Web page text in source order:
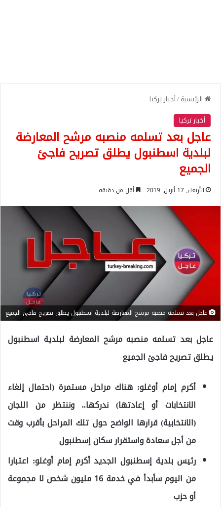
الرئيسية/أخبار تركيا
أخبار تركيا
عاجل بعد تسلمه منصبه مرشح المعارضة
لبلدية اسطنبول يطلق تصريح فاجئ
الجميع
الأربعاء, 17 أبريل, 2019 أقل من دقيقة
عاجل بعد تسلمه منصبه مرشح المعارضة لبلدية اسطنبول يطلق تصريح فاجئ الجميع
عاجل بعد تسلمه منصبه مرشح المعارضة لبلدية اسطنبول
يطلق تصريح فاجئ الجميع
أكرم إمام أوغلو: هناك مراحل مستمرة (احتمال إلغاء
الانتخابات أو إعادتها) ندركها.. وننتظر من اللجان
(الانتخابية) قرارها الواضح حول تلك المراحل بأقرب وقت
من أجل سعادة واستقرار سكان إسطنبول
رئيس بلدية إسطنبول الجديد أكرم إمام أوغلو: اعتبارا
من اليوم سأبدأ في خدمة 16 مليون شخص لا مجموعة
أو حزب